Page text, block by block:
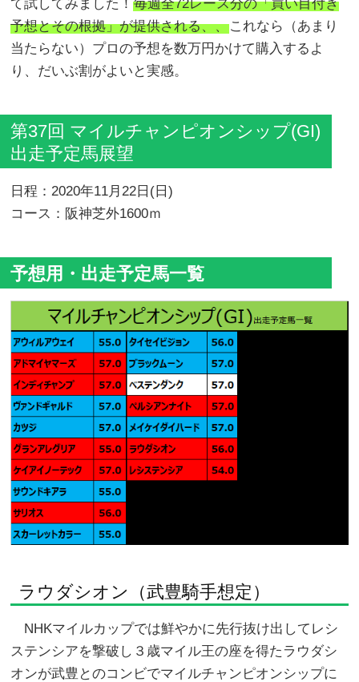
て試してみました！毎週全72レース分の「買い目付き
予想とその根拠」が提供される、、これなら（あまり
当たらない）プロの予想を数万円かけて購入するよ
り、だいぶ割がよいと実感。
第37回 マイルチャンピオンシップ(GI)
出走予定馬展望
日程：2020年11月22日(日)
コース：阪神芝外1600ｍ
予想用・出走予定馬一覧
ラウダシオン（武豊騎手想定）
NHKマイルカップでは鮮やかに先行抜け出してレシ
ステンシアを撃破し３歳マイル王の座を得たラウダシ
オンが武豊とのコンビでマイルチャンピオンシップに